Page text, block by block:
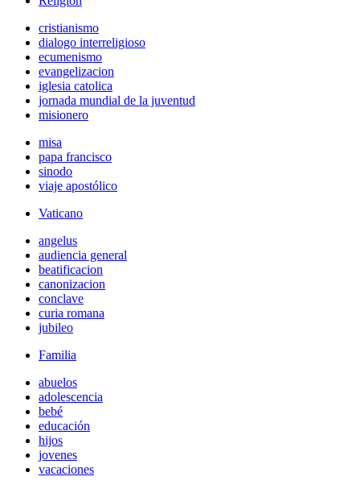
cristianismo
dialogo interreligioso
ecumenismo
evangelizacion
iglesia catolica
jornada mundial de la juventud
misionero
misa
papa francisco
sinodo
viaje apostólico
Vaticano
angelus
audiencia general
beatificacion
canonizacion
conclave
curia romana
jubileo
Familia
abuelos
adolescencia
bebé
educación
hijos
jovenes
vacaciones